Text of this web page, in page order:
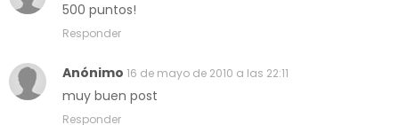
500 puntos!
Responder
Anónimo 16 de mayo de 2010 a las 22:11
muy buen post
Responder